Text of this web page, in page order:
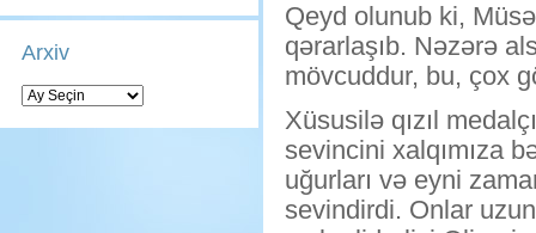
Arxiv
Arxiv
Qeyd olunub ki,
qərarlaşıb. Nəzərə
mövcuddur, bu, çox
Xüsusilə qızıl
sevincini xalqımıza
uğurları və eyni
sevindirdi. Onlar